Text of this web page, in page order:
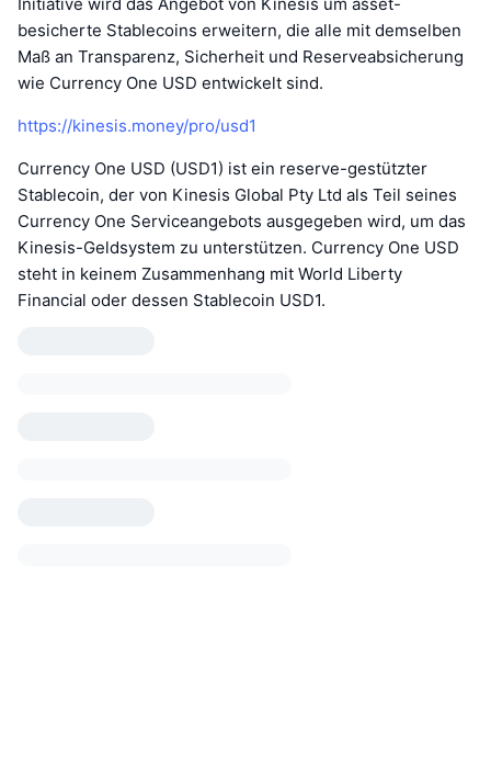
besicherte Stablecoins erweitern, die alle mit demselben
Maß an Transparenz, Sicherheit und Reserveabsicherung
wie Currency One USD entwickelt sind.
https://kinesis.money/pro/usd1
Currency One USD (USD1) ist ein reserve-gestützter
Stablecoin, der von Kinesis Global Pty Ltd als Teil seines
Currency One Serviceangebots ausgegeben wird, um das
Kinesis-Geldsystem zu unterstützen. Currency One USD
steht in keinem Zusammenhang mit World Liberty
Financial oder dessen Stablecoin USD1.